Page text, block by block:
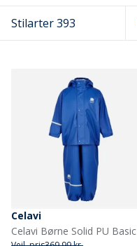
Stilarter 393
Celavi